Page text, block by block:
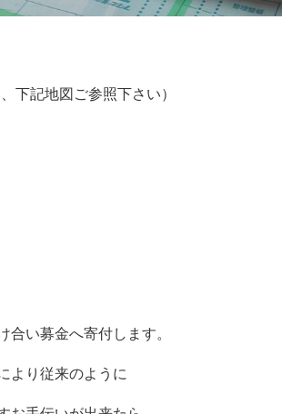
下記地図ご参照下さい）
い募金へ寄付します。
より従来のように